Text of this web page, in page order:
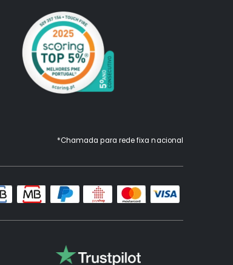
*Chamada para rede fixa nacional